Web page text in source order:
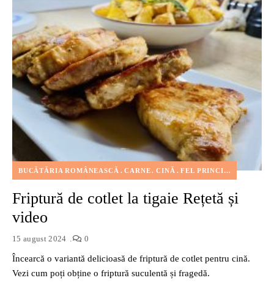
BUCĂTĂRIA ROMÂNEASCĂ CARNE CINĂ FEL PRINCIPAL FELURI
Friptură de cotlet la tigaie Rețetă și
video
15 august 2024 0
Încearcă o variantă delicioasă de friptură de cotlet pentru cină.
Vezi cum poți obține o friptură suculentă și fragedă.